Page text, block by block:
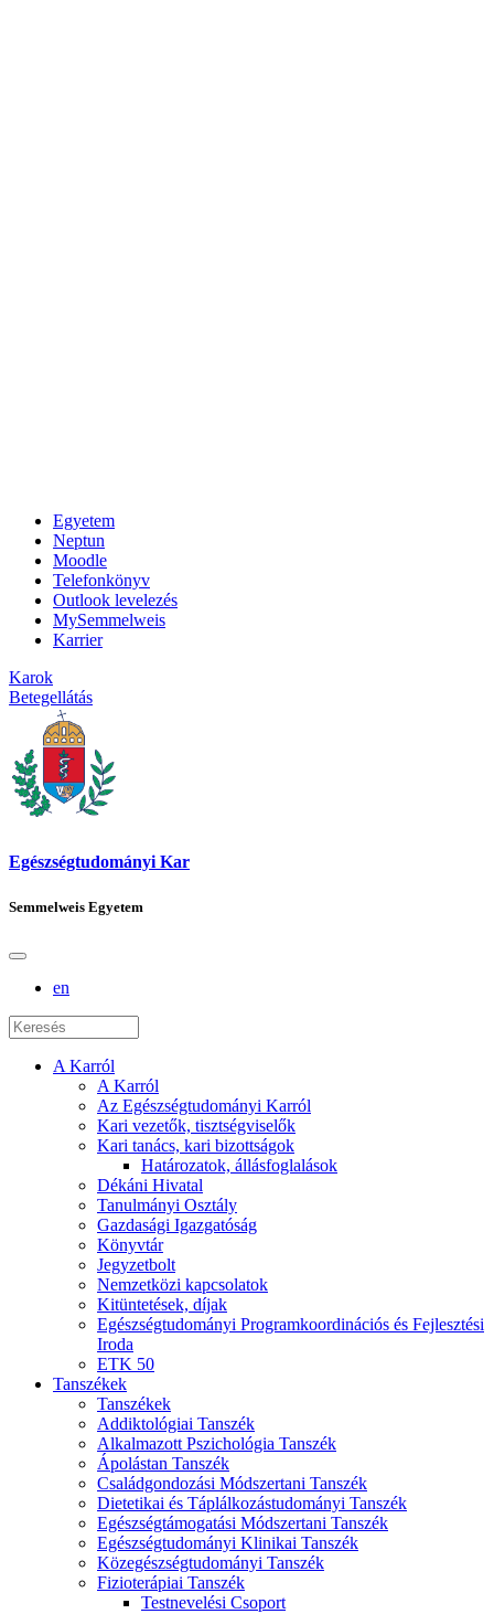
Egyetem
Neptun
Moodle
Telefonkönyv
Outlook levelezés
MySemmelweis
Karrier
Karok
Betegellátás
Egészségtudományi Kar
Semmelweis Egyetem
en
A Karról
A Karról
Az Egészségtudományi Karról
Kari vezetők, tisztségviselők
Kari tanács, kari bizottságok
Határozatok, állásfoglalások
Dékáni Hivatal
Tanulmányi Osztály
Gazdasági Igazgatóság
Könyvtár
Jegyzetbolt
Nemzetközi kapcsolatok
Kitüntetések, díjak
Egészségtudományi Programkoordinációs és Fejlesztési
Iroda
ETK 50
Tanszékek
Tanszékek
Addiktológiai Tanszék
Alkalmazott Pszichológia Tanszék
Ápolástan Tanszék
Családgondozási Módszertani Tanszék
Dietetikai és Táplálkozástudományi Tanszék
Egészségtámogatási Módszertani Tanszék
Egészségtudományi Klinikai Tanszék
Közegészségtudományi Tanszék
Fizioterápiai Tanszék
Testnevelési Csoport